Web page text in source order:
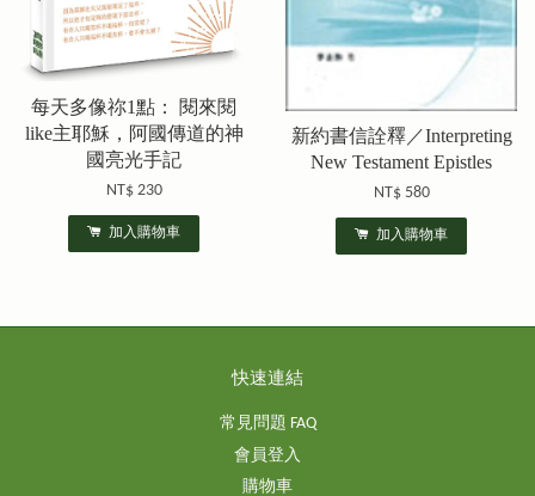
每天多像祢1點： 閱來閱
like主耶穌，阿國傳道的神
國亮光手記
NT$ 230
加入購物車
新約書信詮釋／Interpreting
New Testament Epistles
NT$ 580
加入購物車
快速連結
常見問題 FAQ
會員登入
購物車